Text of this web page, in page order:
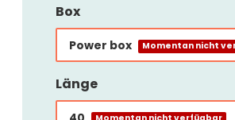
Box
Power box Momentan nicht
Länge